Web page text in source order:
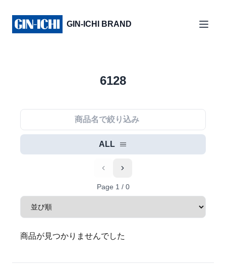
GIN-ICHI BRAND
6128
ALL
PreviousNext
Page 1 / 0
商品が見つかりませんでした